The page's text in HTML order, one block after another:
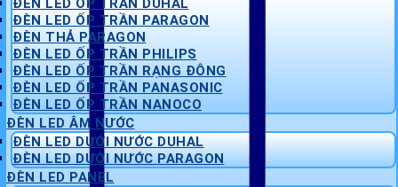
ĐÈN LED ỐP TRẦN DUHAL
ĐÈN LED ỐP TRẦN PARAGON
ĐÈN THẢ PARAGON
ĐÈN LED ỐP TRẦN PHILIPS
ĐÈN LED ỐP TRẦN RẠNG ĐÔNG
ĐÈN LED ỐP TRẦN PANASONIC
ĐÈN LED ỐP TRẦN NANOCO
ĐÈN LED ÂM NƯỚC
ĐÈN LED DƯỚI NƯỚC DUHAL
ĐÈN LED DƯỚI NƯỚC PARAGON
ĐÈN LED PANEL